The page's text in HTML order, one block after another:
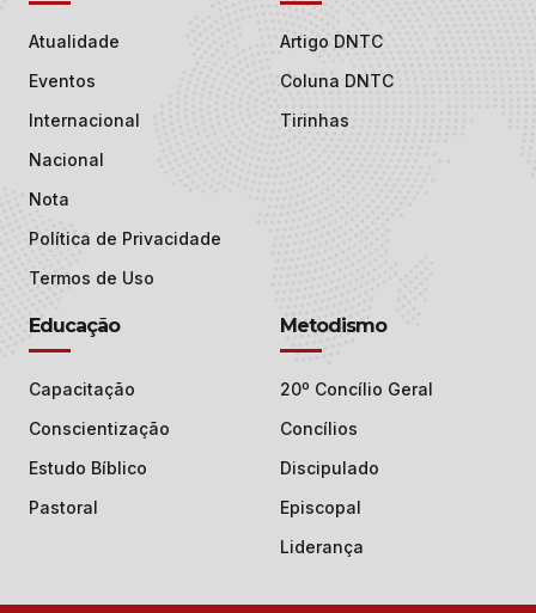
Atualidade
Eventos
Internacional
Nacional
Nota
Política de Privacidade
Termos de Uso
Artigo DNTC
Coluna DNTC
Tirinhas
Educação
Capacitação
Conscientização
Estudo Bíblico
Pastoral
Metodismo
20º Concílio Geral
Concílios
Discipulado
Episcopal
Liderança